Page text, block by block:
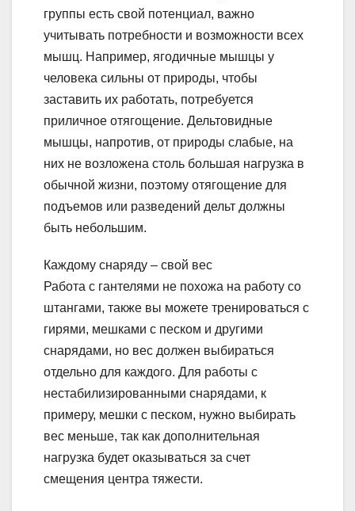
группы есть свой потенциал, важно
учитывать потребности и возможности всех
мышц. Например, ягодичные мышцы у
человека сильны от природы, чтобы
заставить их работать, потребуется
приличное отягощение. Дельтовидные
мышцы, напротив, от природы слабые, на
них не возложена столь большая нагрузка в
обычной жизни, поэтому отягощение для
подъемов или разведений дельт должны
быть небольшим.
Каждому снаряду – свой вес
Работа с гантелями не похожа на работу со
штангами, также вы можете тренироваться с
гирями, мешками с песком и другими
снарядами, но вес должен выбираться
отдельно для каждого. Для работы с
нестабилизированными снарядами, к
примеру, мешки с песком, нужно выбирать
вес меньше, так как дополнительная
нагрузка будет оказываться за счет
смещения центра тяжести.